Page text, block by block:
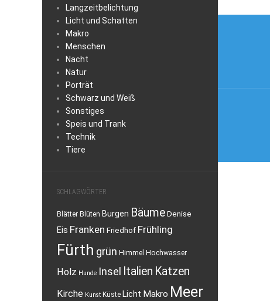
Langzeitbelichtung
Licht und Schatten
Makro
Menschen
Nacht
Natur
Porträt
Schwarz und Weiß
Sonstiges
Speis und Trank
Technik
Tiere
SCHLAGWÖRTER
Blätter Blüten Burgen BäumeDenise
Eis Franken Friedhof Frühling
Fürth grün Himmel Hochwasser
Holz Hunde Insel Italien Katzen
Kirche Kunst Küste Licht Makro Meer